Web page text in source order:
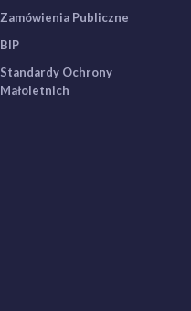
Zamówienia Publiczne
BIP
Standardy Ochrony
Małoletnich